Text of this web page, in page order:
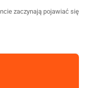
zaczynają pojawiać się